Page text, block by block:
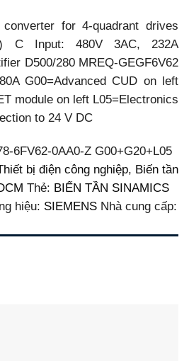
for 4-quadrant drives
C Input: 480V 3AC, 232A
D500/280 MREQ-GEGF6V62
G00=Advanced CUD on left
module on left L05=Electronics
to 24 V DC
6FV62-0AA0-Z G00+G20+L05
bị điện công nghiệp, Biến tần
Thẻ: BIẾN TẦN SINAMICS
hiệu: SIEMENS Nhà cung cấp: